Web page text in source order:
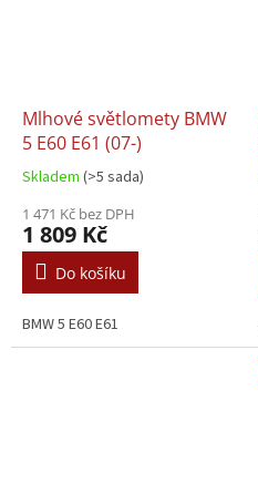
Mlhové světlomety BMW
5 E60 E61 (07-)
Skladem (>5 sada)
1 471 Kč bez DPH
1 809 Kč
Do košíku
BMW 5 E60 E61